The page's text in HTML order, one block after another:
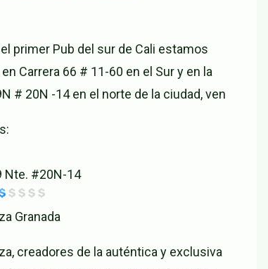
primer Pub del sur de Cali estamos
Carrera 66 # 11-60 en el Sur y en la
# 20N -14 en el norte de la ciudad, ven
Nte. #20N-14
Granada
creadores de la auténtica y exclusiva